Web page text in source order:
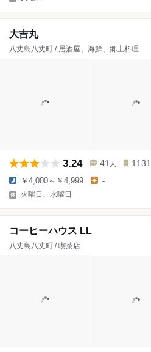
大吉丸
八丈島八丈町 / 居酒屋、海鮮、郷土料理
3.24 41 人 1131
￥4,000～￥4,999 -
火曜日、水曜日
コーヒーハウス LL
八丈島八丈町 / 喫茶店